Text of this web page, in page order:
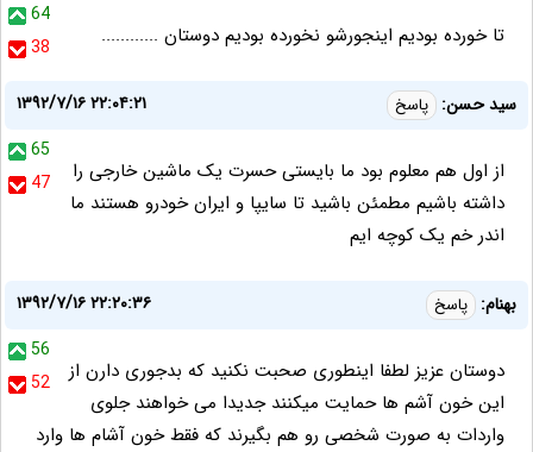
64
38
تا خورده بودیم اینجورشو نخورده بودیم دوستان ............
سید حسن: پاسخ
۱۳۹۲/۷/۱۶ ۲۲:۰۴:۲۱
65
47
از اول هم معلوم بود ما بایستی حسرت یک ماشین خارجی را
داشته باشیم مطمئن باشید تا سایپا و ایران خودرو هستند ما
اندر خم یک کوچه ایم
بهنام: پاسخ
۱۳۹۲/۷/۱۶ ۲۲:۲۰:۳۶
56
52
دوستان عزیز لطفا اینطوری صحبت نکنید که بدجوری دارن از
این خون آشم ها حمایت میکنند جدیدا می خواهند جلوی
واردات به صورت شخصی رو هم بگیرند که فقط خون آشام ها وارد